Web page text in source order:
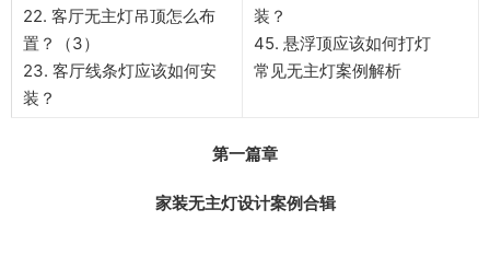
22. 客厅无主灯吊顶怎么布
置？（3）
23. 客厅线条灯应该如何安
装？
装？
45. 悬浮顶应该如何打灯
常见无主灯案例解析
第一篇章
家装无主灯设计案例合辑